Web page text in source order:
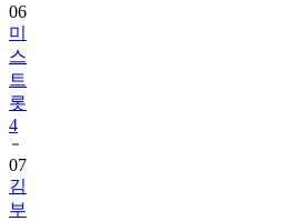
06
미
스
트
롯
4
07
김
부